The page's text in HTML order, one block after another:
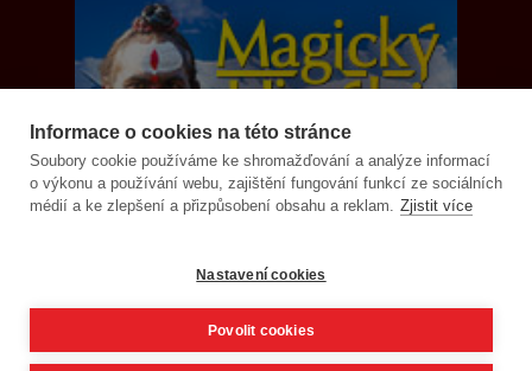
Informace o cookies na této stránce
Soubory cookie používáme ke shromažďování a analýze informací
o výkonu a používání webu, zajištění fungování funkcí ze sociálních
médií a ke zlepšení a přizpůsobení obsahu a reklam. Zjistit více
Nastavení cookies
Povolit cookies